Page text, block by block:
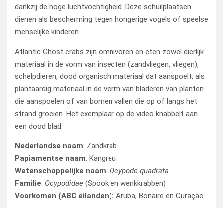
dankzij de hoge luchtvochtigheid. Deze schuilplaatsen
dienen als bescherming tegen hongerige vogels of speelse
menselijke kinderen.
Atlantic Ghost crabs zijn omnivoren en eten zowel dierlijk
materiaal in de vorm van insecten (zandvliegen, vliegen),
schelpdieren, dood organisch materiaal dat aanspoelt, als
plantaardig materiaal in de vorm van bladeren van planten
die aanspoelen of van bomen vallen die op of langs het
strand groeien. Het exemplaar op de video knabbelt aan
een dood blad.
Nederlandse naam: Zandkrab
Papiamentse naam: Kangreu
Wetenschappelijke naam: Ocypode quadrata
Familie: Ocypodidae (Spook en wenkkrabben)
Voorkomen (ABC eilanden): Aruba, Bonaire en Curaçao